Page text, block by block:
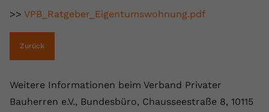
>> VPB_Ratgeber_Eigentumswohnung.pdf
Zurück
Weitere Informationen beim Verband Privater
Bauherren e.V., Bundesbüro, Chausseestraße 8, 10115
Name
Laufzeit Session